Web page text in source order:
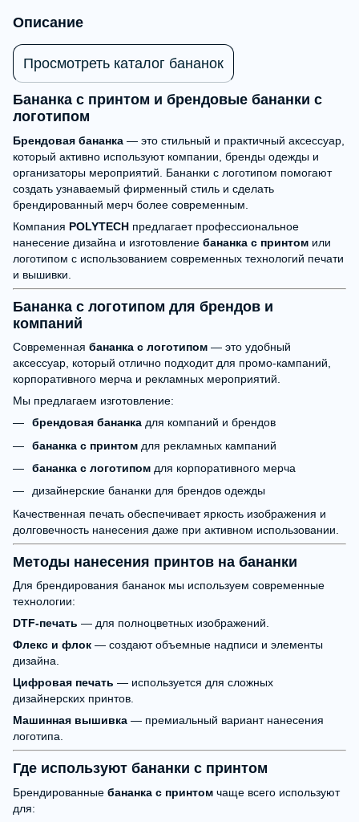
Описание
Просмотреть каталог бананок
Бананка с принтом и брендовые бананки с
логотипом
Брендовая бананка — это стильный и практичный аксессуар,
который активно используют компании, бренды одежды и
организаторы мероприятий. Бананки с логотипом помогают
создать узнаваемый фирменный стиль и сделать
брендированный мерч более современным.
Компания POLYTECH предлагает профессиональное
нанесение дизайна и изготовление бананка с принтом или
логотипом с использованием современных технологий печати
и вышивки.
Бананка с логотипом для брендов и
компаний
Современная бананка с логотипом — это удобный
аксессуар, который отлично подходит для промо-кампаний,
корпоративного мерча и рекламных мероприятий.
Мы предлагаем изготовление:
брендовая бананка для компаний и брендов
бананка с принтом для рекламных кампаний
бананка с логотипом для корпоративного мерча
дизайнерские бананки для брендов одежды
Качественная печать обеспечивает яркость изображения и
долговечность нанесения даже при активном использовании.
Методы нанесения принтов на бананки
Для брендирования бананок мы используем современные
технологии:
DTF-печать — для полноцветных изображений.
Флекс и флок — создают объемные надписи и элементы
дизайна.
Цифровая печать — используется для сложных
дизайнерских принтов.
Машинная вышивка — премиальный вариант нанесения
логотипа.
Где используют бананки с принтом
Брендированные бананка с принтом чаще всего используют
для: